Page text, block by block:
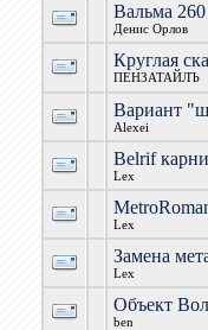
Вальма
Денис Орлов
Круглая
ПЕНЗАТАЙЛЪ
Вариант
Alexei
Belrif
Lex
Lex
Замена
Lex
Объект
ben